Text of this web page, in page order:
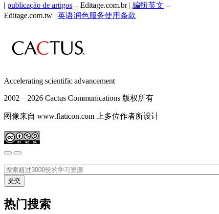
| publicação de artigos – Editage.com.br | 編輯英文 –
Editage.com.tw | 英语润色服务使用条款
Accelerating scientific advancement
2002—2026 Cactus Communications 版权所有
图像来自 www.flaticon.com 上多位作者所设计
热门搜索